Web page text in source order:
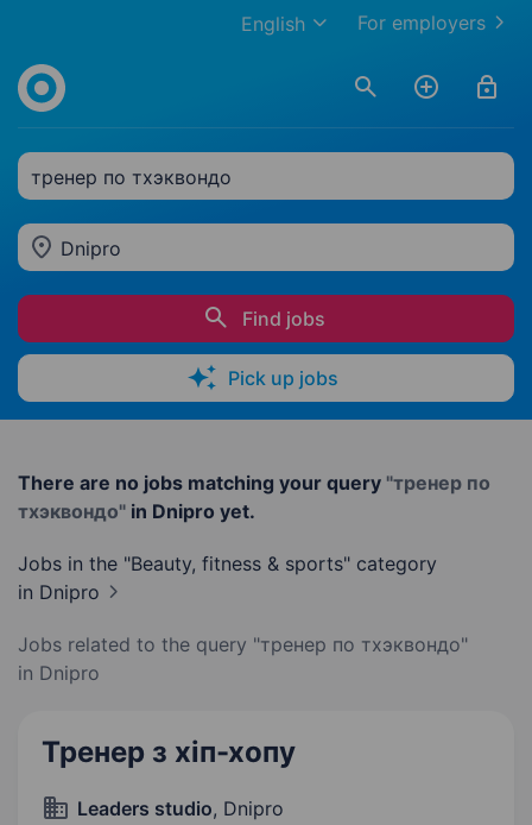
For employers
English
тренер по тхэквондо
Dnipro
Find jobs
Pick up jobs
There are no jobs matching your query "тренер по
тхэквондо" in Dnipro yet.
Jobs in the "Beauty, fitness & sports" category
in Dnipro
Jobs related to the query "тренер по тхэквондо"
in Dnipro
Тренер з хіп-хопу
Leaders studio, Dnipro